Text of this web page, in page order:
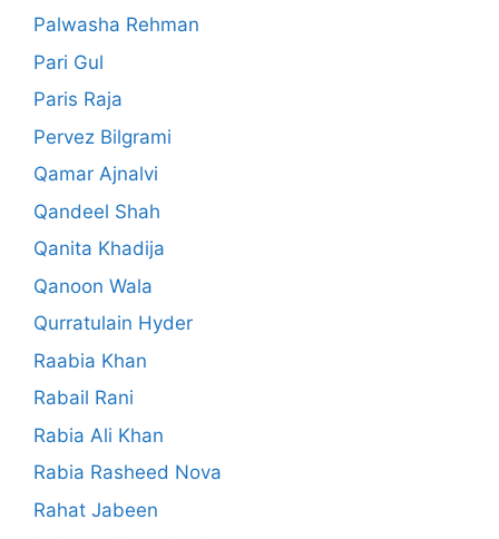
Palwasha Rehman
Pari Gul
Paris Raja
Pervez Bilgrami
Qamar Ajnalvi
Qandeel Shah
Qanita Khadija
Qanoon Wala
Qurratulain Hyder
Raabia Khan
Rabail Rani
Rabia Ali Khan
Rabia Rasheed Nova
Rahat Jabeen